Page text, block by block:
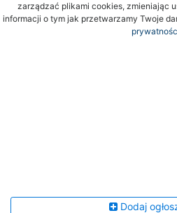
zarządzać plikami cookies, zmieniając
informacji o tym jak przetwarzamy Twoje
Dodaj